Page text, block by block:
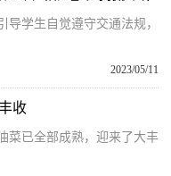
学生自觉遵守交通法规，
2023/05/11
收
菜已全部成熟，迎来了大丰